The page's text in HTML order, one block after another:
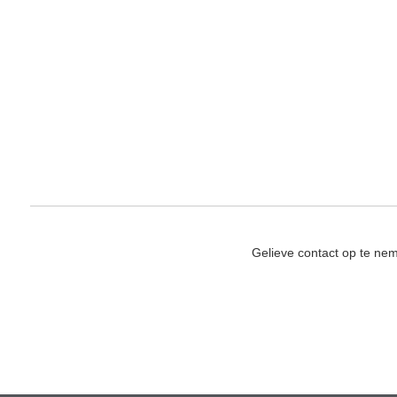
Gelieve contact op te